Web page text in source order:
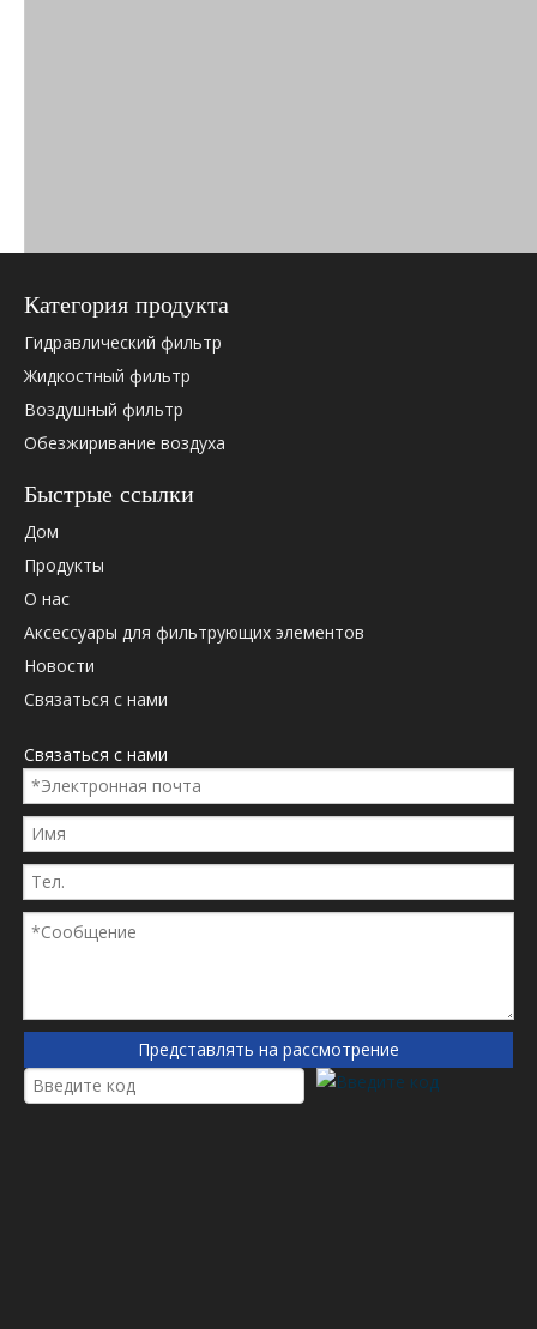
Пожалуйста, проверьте ниже OEM -перекрестную ссылку
(если есть).
OEM Cross ссылка:
Приложение
В основном используется для сталелитейной мельницы,
электростанции, минной/ресурсной депо, бумажной
фабрики и бумаги, производящей корпоративную
Категория продукта
Гидравлический фильтр
Жидкостный фильтр
Воздушный фильтр
Обезжиривание воздуха
Быстрые ссылки
Дом
Продукты
О нас
Аксессуары для фильтрующих элементов
Новости
Связаться с нами
Связаться с нами
Представлять на рассмотрение